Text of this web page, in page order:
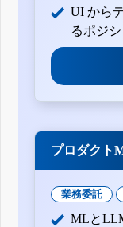
UI から
るポジシ
プロダクト
業務委託
MLと